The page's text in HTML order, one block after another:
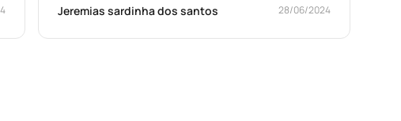
Jeremias sardinha dos santos
28/06/2024